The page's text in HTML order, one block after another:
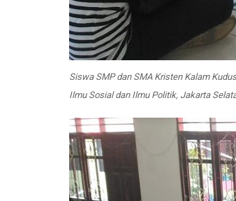
Siswa SMP dan SMA Kristen Kalam
Ilmu Sosial dan Ilmu Politik, Jakarta